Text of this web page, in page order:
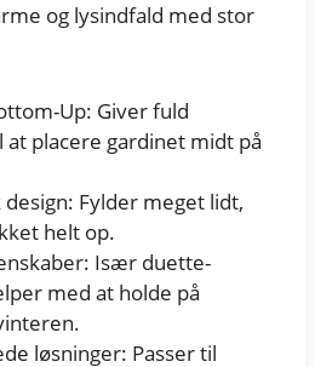
og lysindfald med stor
Up: Giver fuld
placere gardinet midt på
Fylder meget lidt,
helt op.
Især duette-
med at holde på
løsninger: Passer til